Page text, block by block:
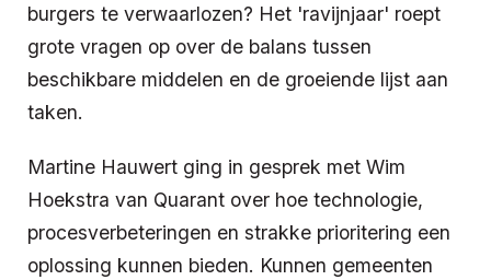
burgers te verwaarlozen? Het 'ravijnjaar' roept
grote vragen op over de balans tussen
beschikbare middelen en de groeiende lijst aan
taken.
Martine Hauwert ging in gesprek met Wim
Hoekstra van Quarant over hoe technologie,
procesverbeteringen en strakke prioritering een
oplossing kunnen bieden. Kunnen gemeenten